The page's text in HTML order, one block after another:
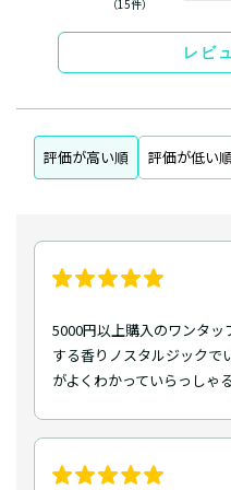
（15件）
レビ
評価が高い順 評価が低い
5000円以上購入のワンタッ
する香りノスタルジックで
がよくわかっていらっしゃる